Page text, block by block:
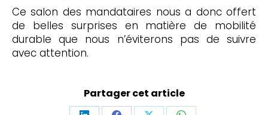
Ce salon des mandataires nous a donc offert
de belles surprises en matière de mobilité
durable que nous n’éviterons pas de suivre
avec attention.
Partager cet article